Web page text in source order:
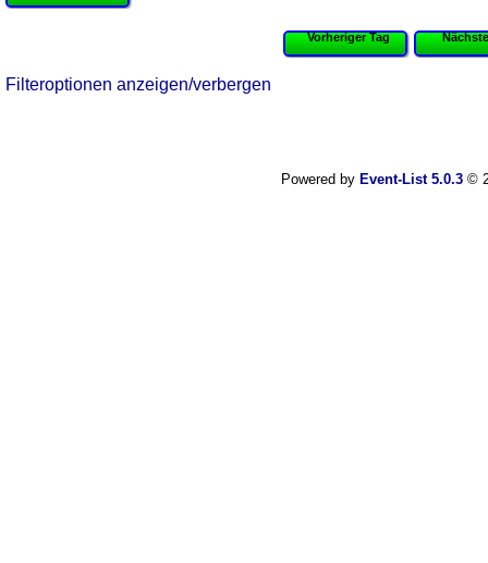
Vorheriger Tag
Filteroptionen anzeigen/verbergen
Powered by Event-List 5.0.3©